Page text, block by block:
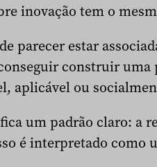
inovação tem o
parecer estar
construir
aplicável ou
um padrão claro: a
é interpretado como